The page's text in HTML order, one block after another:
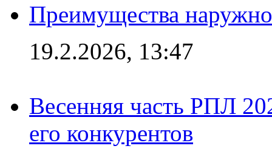
Преимущества
19.2.2026, 13:47
Весенняя часть РПЛ
его конкурентов